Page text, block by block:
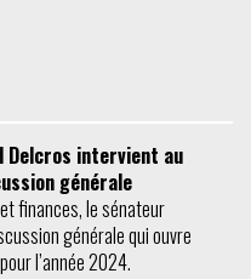
Delcros intervient au
générale
finances, le sénateur
générale qui ouvre
l’année 2024.